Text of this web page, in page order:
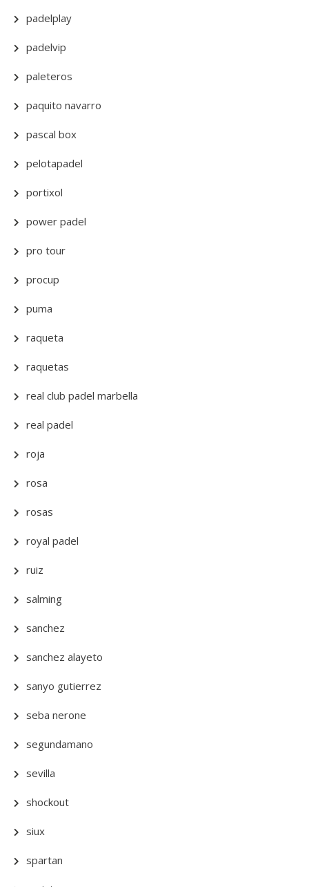
padelplay
padelvip
paleteros
paquito navarro
pascal box
pelotapadel
portixol
power padel
pro tour
procup
puma
raqueta
raquetas
real club padel marbella
real padel
roja
rosa
rosas
royal padel
ruiz
salming
sanchez
sanchez alayeto
sanyo gutierrez
seba nerone
segundamano
sevilla
shockout
siux
spartan